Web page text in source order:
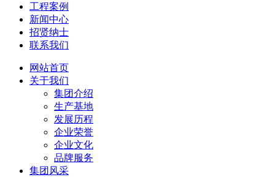
工程案例
新闻中心
招贤纳士
联系我们
网站首页
关于我们
集团介绍
生产基地
发展历程
企业荣誉
企业文化
品牌服务
集团风采